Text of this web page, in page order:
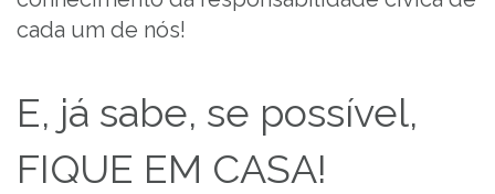
cada um de nós!
E, já sabe, se possível,
FIQUE EM CASA!